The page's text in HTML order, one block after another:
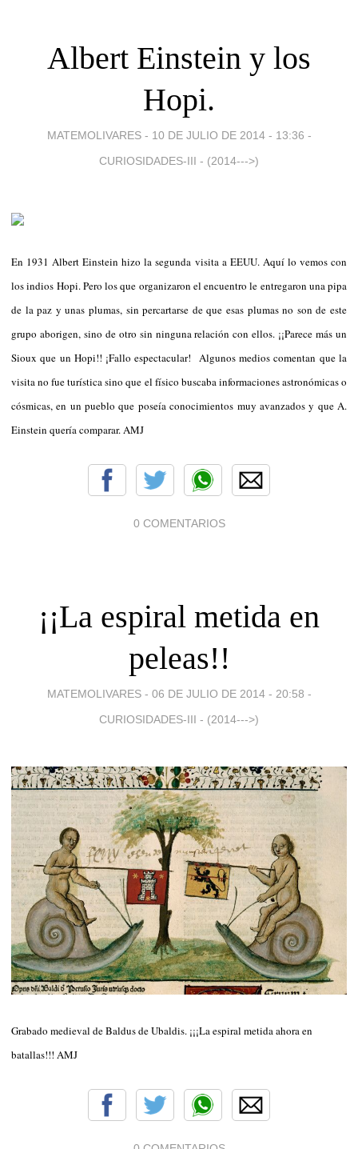
Albert Einstein y los
Hopi.
MATEMOLIVARES - 10 DE JULIO DE 2014 - 13:36 -
CURIOSIDADES-III - (2014--->)
En 1931 Albert Einstein hizo la segunda visita a EEUU. Aquí lo vemos con
los indios Hopi. Pero los que organizaron el encuentro le entregaron una pipa
de la paz y unas plumas, sin percartarse de que esas plumas no son de este
grupo aborigen, sino de otro sin ninguna relación con ellos. ¡¡Parece más un
Sioux que un Hopi!! ¡Fallo espectacular! Algunos medios comentan que la
visita no fue turística sino que el físico buscaba informaciones astronómicas o
cósmicas, en un pueblo que poseía conocimientos muy avanzados y que A.
Einstein quería comparar. AMJ
0 COMENTARIOS
¡¡La espiral metida en
peleas!!
MATEMOLIVARES - 06 DE JULIO DE 2014 - 20:58 -
CURIOSIDADES-III - (2014--->)
Grabado medieval de Baldus de Ubaldis. ¡¡¡La espiral metida ahora en
batallas!!! AMJ